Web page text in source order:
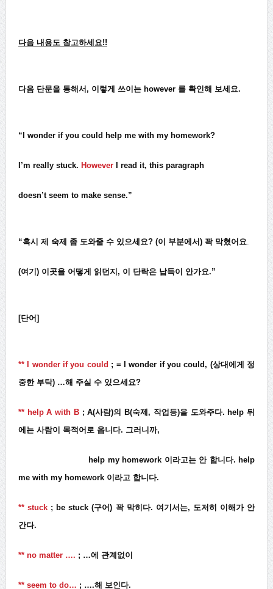
다음 내용도 참고하세요!!
다음 단문을 통해서, 이렇게 쓰이는 however 를 확인해 보세요.
“I wonder if you could help me with my homework?
I’m really stuck. HoweverI read it, this paragraph
doesn’t seem to make sense.”
“혹시 제 숙제 좀 도와줄 수 있으세요? (이 부분에서) 꽉 막혔어요
(여기) 이곳을 어떻게 읽던지, 이 단락은 납득이 안가요.”
[단어]
** I wonder if you could ; = I wonder if you could, (상대에게 정
중한 부탁) …해 주실 수 있으세요?
** help A with B ; A(사람)의 B(숙제, 작업등)을 도와주다. help 뒤
에는 사람이 목적어로 옵니다. 그러니까,
help my homework 이라고는 안 합니다. help
me with my homework 이라고 합니다.
** stuck ; be stuck (구어) 꽉 막히다. 여기서는, 도저히 이해가 안
간다.
** no matter …. ; …에 관계없이
** seem to do… ; ….해 보인다.